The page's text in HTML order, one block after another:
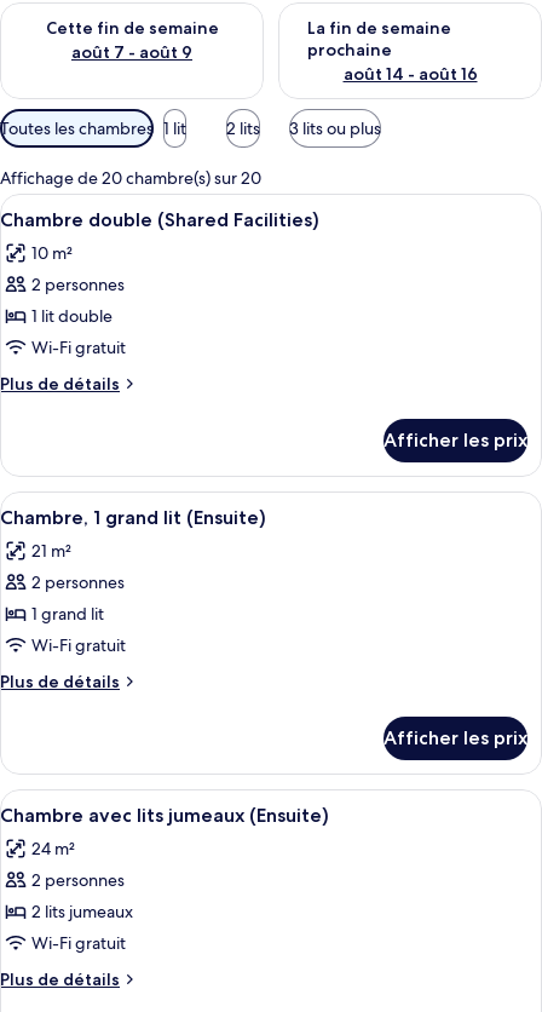
Cette fin de semaine
août 7 - août 9
Vérifier la disponibilité pour cette fin de semaine août 7 -
La fin de semaine
prochaine
août 14 - août 16
Vérifier la disponibilité pour
Filtres
disponibles
pour
les
chambres
Toutes les chambres 1 lit 2 lits 3 lits ou plus
Affichage de 20 chambre(s) sur 20
Afficher
toutes
les
photos
pour
ce
type
de
Chambre
double
(Shared
Facilities)
Une chambre moderne avec un lit,
4
Chambre double (Shared Facilities)
10 m²
2 personnes
1 lit double
Wi-Fi gratuit
Plus de détails
Plus
Chambre
double
(Shared
Afficher les prix
Afficher
toutes
les
photos
pour
ce
type
de
Chambre,
grand
lit
(Ensuite)
Une chambre d’hôtel moderne
4
Chambre, 1 grand lit (Ensuite)
21 m²
2 personnes
1 grand lit
Wi-Fi gratuit
Plus de détails
Plus
Chambre,
grand
(Ensuite)
Afficher les prix
Afficher
toutes
les
photos
pour
ce
type
de
Une chambre d’hôtel moderne
4
Chambre avec lits jumeaux (Ensuite)
24 m²
2 personnes
2 lits jumeaux
Wi-Fi gratuit
Plus de détails
Plus